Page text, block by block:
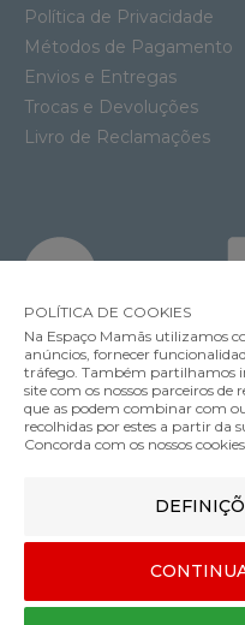
Cadeira de Papa Stokke Tripp
Cor
Política de Privacidade
Métodos de Pagamento
Envios e Entregas
Trocas e Devoluções
Livro de Reclamações
MÉTODOS DE ENVIO
POLÍTICA DE COOKIES
Na Espaço Mamãs utilizamos
anúncios, fornecer
tráfego. Também partilhamos
site com os nossos parceiros de
que as podem combinar com
recolhidas por estes a partir da
Concorda com os nossos